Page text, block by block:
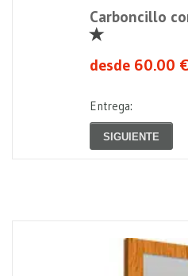
Carboncillo
desde 60.00
Entrega:
SIGUIENTE